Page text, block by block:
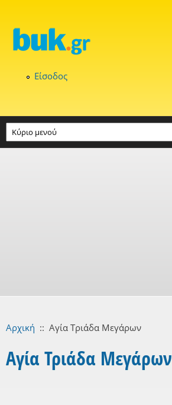
Είσοδος
Αρχική :: Αγία Τριάδα Μεγάρων
Αγία Τριάδα Μεγάρων